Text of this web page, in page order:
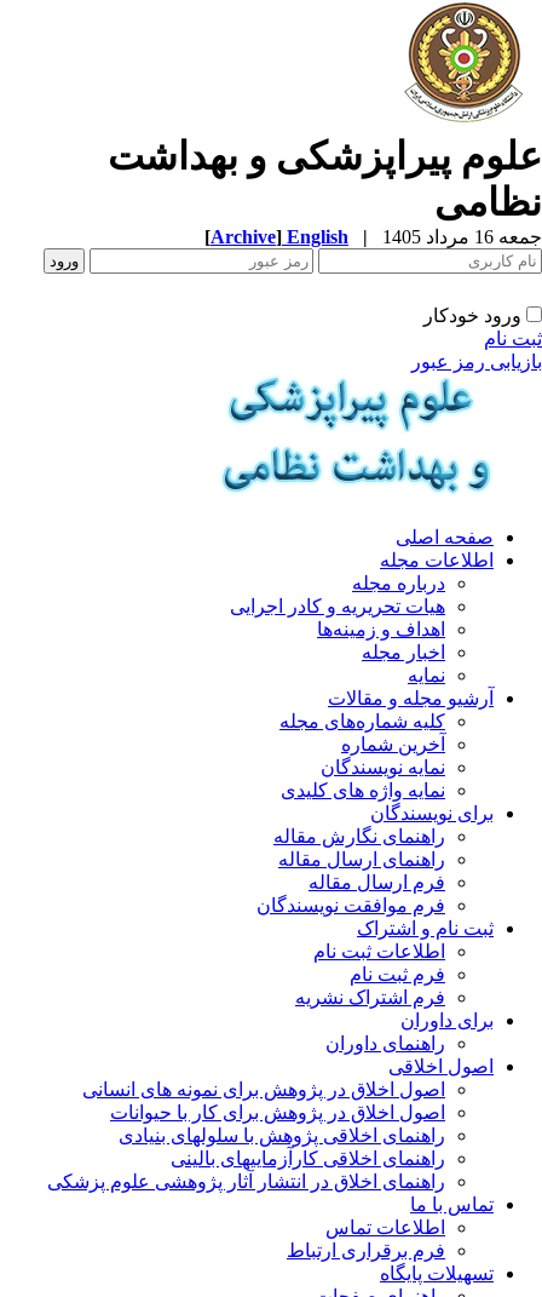
پیراپزشکی و بهداشت
مرداد 1405 |
English
[Archive]
ورود خودکار
نام
رمز عبور
صفحه اصلی
اطلاعات مجله
درباره مجله
هیات تحریریه و کادر اجرایی
اهداف و زمینه‌ها
اخبار مجله
نمایه
آرشیو مجله و مقالات
کلیه شماره‌های مجله
آخرین شماره
نمایه نویسندگان
نمایه واژه های کلیدی
برای نویسندگان
راهنمای نگارش مقاله
راهنمای ارسال مقاله
فرم ارسال مقاله
فرم موافقت نویسندگان
ثبت نام و اشتراک
اطلاعات ثبت نام
فرم ثبت نام
فرم اشتراک نشریه
برای داوران
راهنمای داوران
اصول اخلاقی
اصول اخلاق در پژوهش برای نمونه های انسانی
اصول اخلاق در پژوهش برای کار با حیوانات
راهنمای اخلاقی پژوهش با سلولهای بنیادی
راهنمای اخلاقی کارآزماییهای بالینی
راهنمای اخلاق در انتشار آثار پژوهشی علوم پزشکی
تماس با ما
اطلاعات تماس
فرم برقراری ارتباط
تسهیلات پایگاه